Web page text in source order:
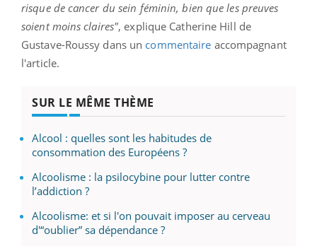
risque de cancer du sein féminin, bien que les preuves
soient moins claires", explique Catherine Hill de
Gustave-Roussy dans un commentaire accompagnant
l'article.
SUR LE MÊME THÈME
Alcool : quelles sont les habitudes de
consommation des Européens ?
Alcoolisme : la psilocybine pour lutter contre
l’addiction ?
Alcoolisme: et si l'on pouvait imposer au cerveau
d'“oublier” sa dépendance ?